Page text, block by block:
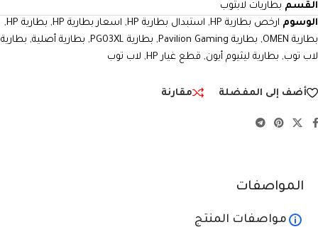
القسم بطاريات لابتوب
الوسوم ارخص بطارية HP , استبدال بطارية HP , اسعار بطارية HP , بطارية HP
,
بطارية OMEN
, بطارية Pavilion Gaming , بطارية PG03XL , بطارية أصلية, بطارية
لاب توب, بطارية ليثيوم أيون, قطع غيار HP , لاب توب
أضف إلى المفضلة مقارنة
المواصفات
مواصفات المنتج